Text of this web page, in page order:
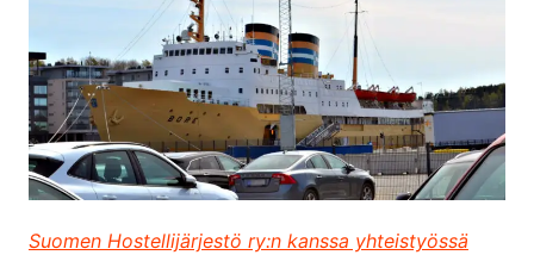
Suomen Hostellijärjestö ry:n kanssa yhteistyössä